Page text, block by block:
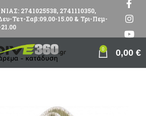
2741025538, 2741110350,
Τετ-Σαβ:09.00-15.00 & Τρι-Πεμ-
0 0,00 €